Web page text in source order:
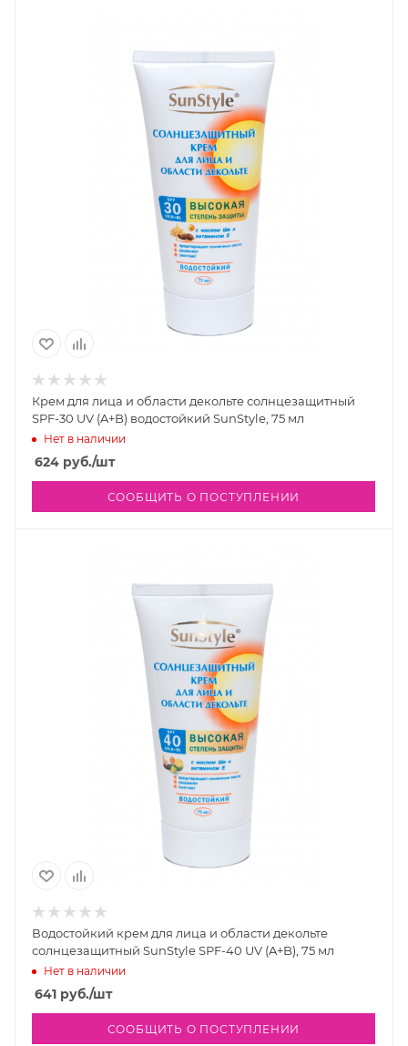
Крем для лица и области декольте солнцезащитный
SPF-30 UV (A+B) водостойкий SunStyle, 75 мл
Нет в наличии
624 руб./шт
СООБЩИТЬ О ПОСТУПЛЕНИИ
Водостойкий крем для лица и области декольте
солнцезащитный SunStyle SPF-40 UV (A+B), 75 мл
Нет в наличии
641 руб./шт
СООБЩИТЬ О ПОСТУПЛЕНИИ